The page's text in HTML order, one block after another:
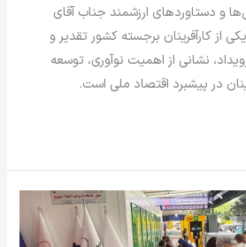
و دستاوردهای ارزشمند جناب آقای
از کارآفرینان برجسته کشور تقدیر و
نشانی از اهمیت نوآوری، توسعه
در پیشبرد اقتصاد ملی است.